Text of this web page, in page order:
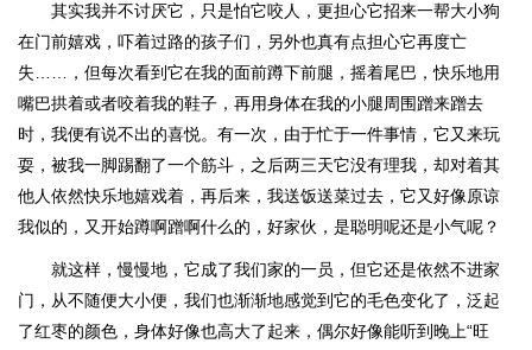
其实我并不讨厌它，只是怕它咬人，更担心它招来一帮大小狗
在门前嬉戏，吓着过路的孩子们，另外也真有点担心它再度亡
失……，但每次看到它在我的面前蹲下前腿，摇着尾巴，快乐地用
嘴巴拱着或者咬着我的鞋子，再用身体在我的小腿周围蹭来蹭去
时，我便有说不出的喜悦。有一次，由于忙于一件事情，它又来玩
耍，被我一脚踢翻了一个筋斗，之后两三天它没有理我，却对着其
他人依然快乐地嬉戏着，再后来，我送饭送菜过去，它又好像原谅
我似的，又开始蹲啊蹭啊什么的，好家伙，是聪明呢还是小气呢？
就这样，慢慢地，它成了我们家的一员，但它还是依然不进家
门，从不随便大小便，我们也渐渐地感觉到它的毛色变化了，泛起
了红枣的颜色，身体好像也高大了起来，偶尔好像能听到晚上“旺